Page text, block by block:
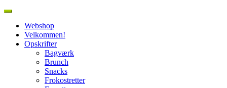
Webshop
Velkommen!
Opskrifter
Bagværk
Brunch
Snacks
Frokostretter